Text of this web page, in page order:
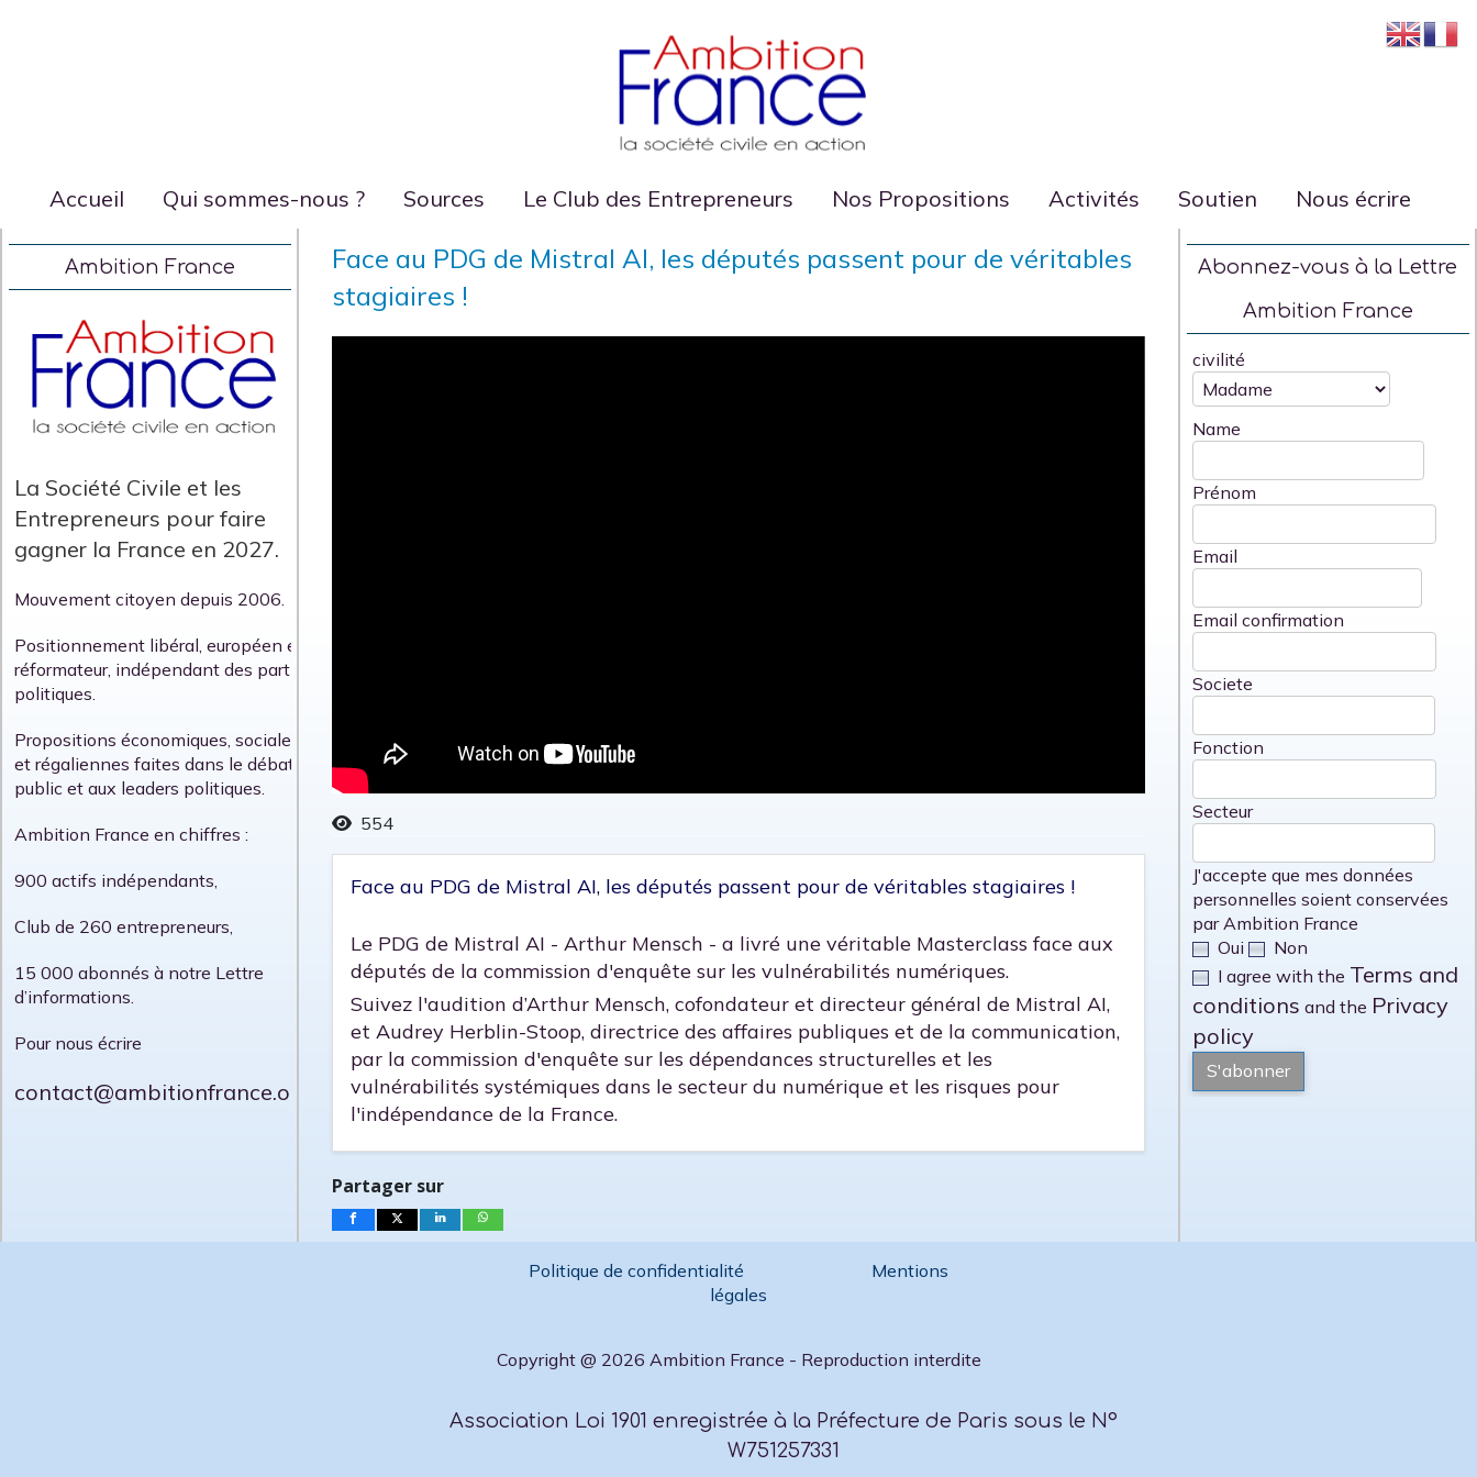
Accueil Qui sommes-nous ? Sources Le Club des Entrepreneurs Nos Propositions Activités Soutien Nous écrire
Ambition France
La Société Civile et les
Entrepreneurs pour faire
gagner la France en 2027.
Mouvement citoyen depuis 2006.
Positionnement libéral, européen et
réformateur, indépendant des partis
politiques.
Propositions économiques, sociales
et régaliennes faites dans le débat
public et aux leaders politiques.
Ambition France en chiffres :
900 actifs indépendants,
Club de 260 entrepreneurs,
15 000 abonnés à notre Lettre
d’informations.
Pour nous écrire
contact@ambitionfrance.org
Face au PDG de Mistral AI, les députés passent pour de véritables
stagiaires !
554
Face au PDG de Mistral AI, les députés passent pour de véritables stagiaires !
Le PDG de Mistral AI - Arthur Mensch - a livré une véritable Masterclass face aux
députés de la commission d'enquête sur les vulnérabilités numériques.
Suivez l'audition d’Arthur Mensch, cofondateur et directeur général de Mistral AI,
et Audrey Herblin-Stoop, directrice des affaires publiques et de la communication,
par la commission d'enquête sur les dépendances structurelles et les
vulnérabilités systémiques dans le secteur du numérique et les risques pour
l'indépendance de la France.
Partager sur
Abonnez-vous à la Lettre
Ambition France
civilité
Name
Prénom
Email
Email confirmation
Societe
Fonction
Secteur
J'accepte que mes données
personnelles soient conservées
par Ambition France
Oui
Non
I agree with the Terms and
conditions and the Privacy
policy
S'abonner
Politique de confidentialité
Mentions
légales
Association Loi 1901 enregistrée à la Préfecture de Paris sous le N°
W751257331
Copyright @ 2026 Ambition France - Reproduction interdite